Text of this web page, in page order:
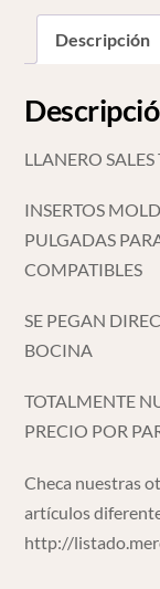
Descripción
LLANERO SALES
INSERTOS
PULGADAS
COMPATIBLES
SE PEGAN
BOCINA
TOTALMENTE
PRECIO POR
Checa nuestras
artículos
http://